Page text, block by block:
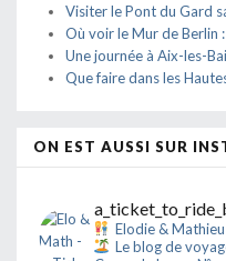
Visiter le Pont du Gard
Où voir le Mur de Berlin
Une journée à Aix-les-
Que faire dans les
ON EST AUSSI SUR
Elodie & Mathieu
Le blog de